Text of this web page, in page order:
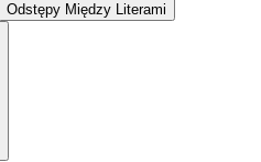
Odstępy Między Literami